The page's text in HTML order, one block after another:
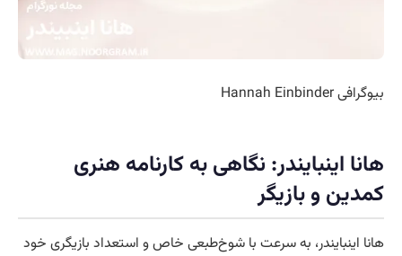
بیوگرافی Hannah Einbinder
هانا اینبایندر: نگاهی به کارنامه هنری
کمدین و بازیگر
هانا اینبایندر، به سرعت با شوخ‌طبعی خاص و استعداد بازیگری خود